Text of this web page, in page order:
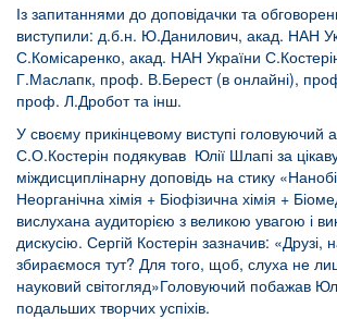
Із запитаннями до доповідачки та
виступили: д.б.н. Ю.Данилович, акад. НАН
С.Комісаренко, акад. НАН України
Г.Маслапк, проф. В.Берест (в онлайні),
проф. Л.Дробот та інш.
У своєму прикінцевому виступі головуючий
С.О.Костерін подякував Юлії Шлапі за
міждисциплінарну доповідь на стику
Неорганічна хімія + Біофізична хімія +
вислухана аудиторією з великою увагою і
дискусію. Сергій Костерін зазначив: «Друзі,
збираємося тут? Для того, щоб, слуха не
науковий світогляд»Головуючий побажав
подальших творчих успіхів.